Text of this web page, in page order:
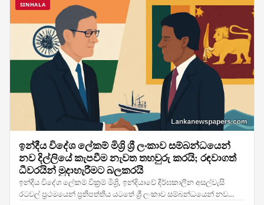
SINHALA
ඉන්දීය විදේශ ලේකම් මිශ්‍රි ශ්‍රී ලංකාව සම්බන්ධයෙන්
නව දිල්ලියේ කැපවීම නැවත තහවුරු කරයි; රඳවාගත්
ධීවරයින් මුදාහැරීමට බලකරයි
ඉන්දීය විදේශ ලේකම් වික්‍රම් මිශ්‍රි, ඉන්දියාවේ දීර්ඝකාලීන අසල්වැසි
රටවල් ප්‍රථමයෙන් ප්‍රතිපත්තිය යටතේ ශ්‍රී ලංකාව සම්බන්ධයෙන් නව